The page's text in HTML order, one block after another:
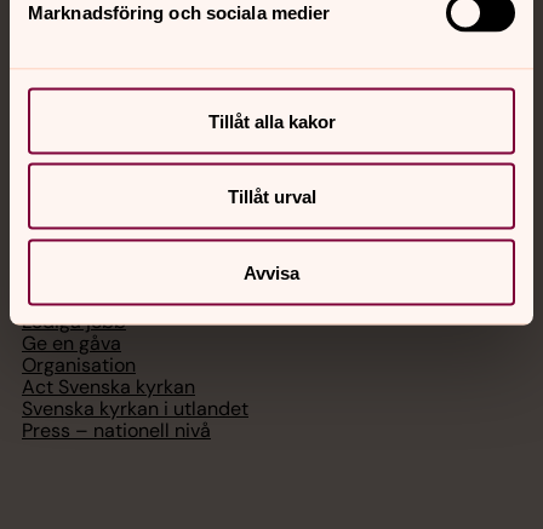
Marknadsföring och sociala medier
Tillåt alla kakor
Tillåt urval
Avvisa
Telefon 112
Bli medlem
Lediga jobb
Ge en gåva
Organisation
Act Svenska kyrkan
Svenska kyrkan i utlandet
Press – nationell nivå